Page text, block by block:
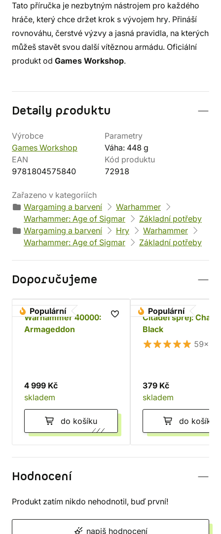
Tato příručka je nezbytným nástrojem pro každého
hráče, který chce držet krok s vývojem hry. Přináší
rovnováhu, čerstvé výzvy a jasná pravidla, na kterých
můžeš stavět svou další vítěznou armádu. Oficiální
produkt od Games Workshop.
Detaily produktu
Výrobce
Games Workshop
Parametry
Váha: 448 g
EAN
9781804575840
Kód produktu
72918
Zařazeno v kategoriích
Wargaming a barvení
Warhammer
Warhammer: Age of Sigmar
Základní potřeby
Wargaming a barvení
Hry
Warhammer
Warhammer: Age of Sigmar
Základní potřeby
Doporučujeme
Populární
Warhammer 40000:
Armageddon
4 999 Kč
skladem
do košíku
Populární
Citadel sprej: Chaos
Black
59×
379 Kč
skladem
do košíku
Hodnocení
Produkt zatím nikdo nehodnotil, buď první!
napiš hodnocení